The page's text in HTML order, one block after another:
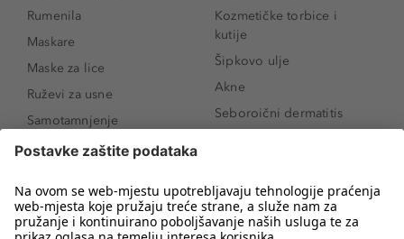
Rumenila
Maskare
Maske za lice
Ruževi za usne
Samotamnjenje
Puderi
Proizvodi za obrve
Sunce i zaštita
Kozmetičke torbice i
kutije
Šipkovo ulje
Akne
Seboroični dermatitis
Novo
Koji mi parfem